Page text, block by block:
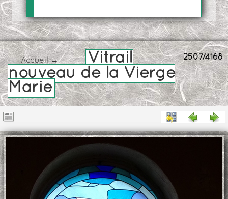
2507/4168
Accueil→
Vitrail
nouveau de la Vierge
Marie